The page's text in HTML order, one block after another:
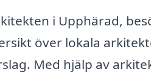
i Upphärad,
över lokala
Med hjälp av